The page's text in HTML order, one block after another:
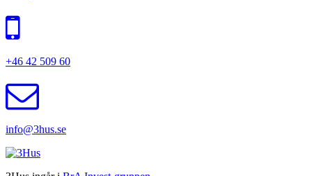
+46 42 509 60
info@3hus.se